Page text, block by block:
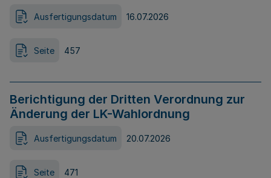
Ausfertigungsdatum 16.07.2026
Seite 457
Berichtigung der Dritten Verordnung zur
Änderung der LK-Wahlordnung
Ausfertigungsdatum 20.07.2026
Seite 471